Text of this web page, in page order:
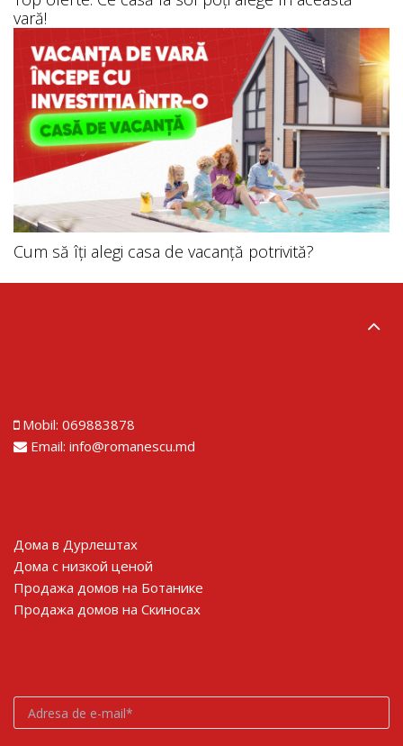
vară!
Cum să îți alegi casa de vacanță potrivită?
Mobil: 069883878
Email: info@romanescu.md
Дома в Дурлештах
Дома с низкой ценой
Продажа домов на Ботанике
Продажа домов на Скиносах